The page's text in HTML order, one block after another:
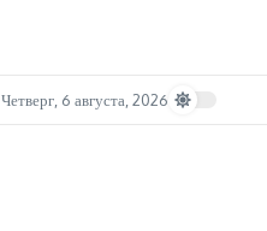
Четверг, 6 августа, 2026